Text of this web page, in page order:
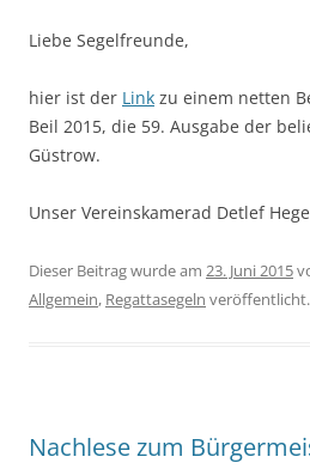
Liebe Segelfreunde,
hier ist der Link zu einem netten
Beil 2015, die 59. Ausgabe der
Güstrow.
Unser Vereinskamerad Detlef
Dieser Beitrag wurde am 23. Juni 2015
Allgemein, Regattasegeln veröffentlicht.
Nachlese zum